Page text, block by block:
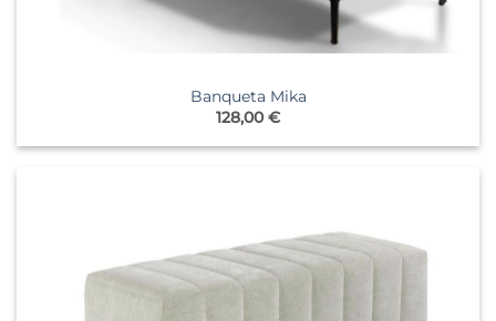
Banqueta Mika
128,00€